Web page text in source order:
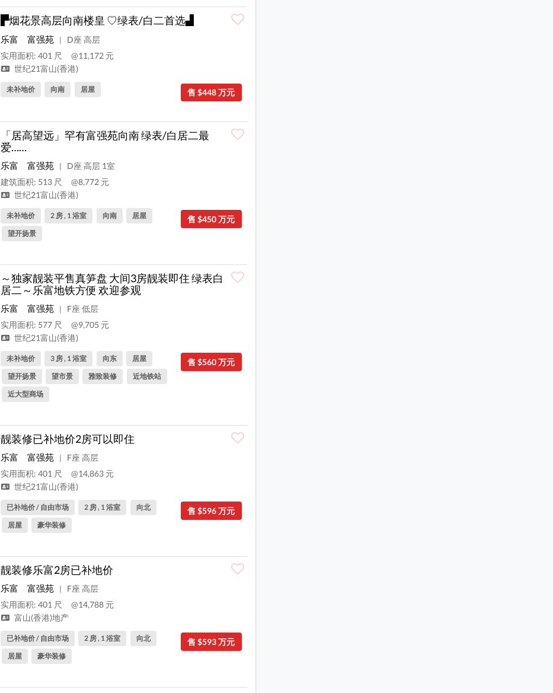
▛烟花景高层向南楼皇 ♡绿表/白二首选▟
乐富 富强苑 |
D座 高层
实用面积: 401 尺
@11,172 元
世纪21富山(香港)
售 $448 万元
未补地价 向南 居屋
「居高望远」罕有富强苑向南 绿表/白居二最
爱……
乐富 富强苑 |
D座 高层 1室
建筑面积: 513 尺
@8,772 元
世纪21富山(香港)
售 $450 万元
未补地价 2 房 , 1 浴室 向南
居屋
望开扬景
～独家靓装平售真笋盘 大间3房靓装即住 绿表白
居二～乐富地铁方便 欢迎参观
乐富 富强苑 |
F座 低层
实用面积: 577 尺
@9,705 元
世纪21富山(香港)
售 $560 万元
未补地价 3 房 , 1 浴室 向东
居屋
望开扬景
望市景 雅致装修
近地铁站
近大型商场
靓装修已补地价2房可以即住
乐富 富强苑 |
F座 高层
实用面积: 401 尺
@14,863 元
世纪21富山(香港)
售 $596 万元
已补地价 / 自由市场 2 房 , 1 浴室
向北
居屋
豪华装修
靓装修乐富2房已补地价
乐富 富强苑 |
F座 高层
实用面积: 401 尺
@14,788 元
富山(香港)地产
售 $593 万元
已补地价 / 自由市场 2 房 , 1 浴室
向北
居屋
豪华装修